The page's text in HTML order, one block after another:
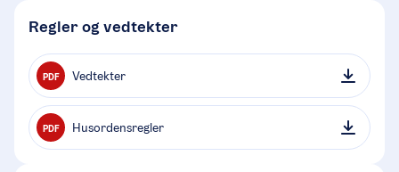
Regler og vedtekter
PDF Vedtekter
PDF Husordensregler